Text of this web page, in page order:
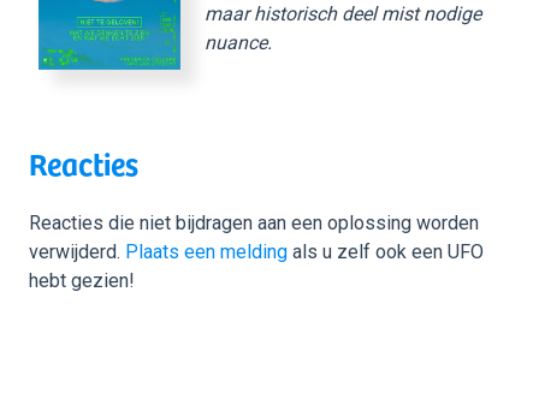
maar historisch deel mist nodige
nuance.
Reacties
Reacties die niet bijdragen aan een oplossing worden
verwijderd. Plaats een melding als u zelf ook een UFO
hebt gezien!